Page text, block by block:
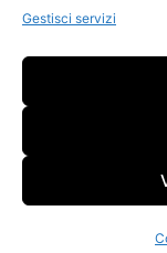
Gestisci servizi
Non esiti a
sopraelencati
Attenzione: